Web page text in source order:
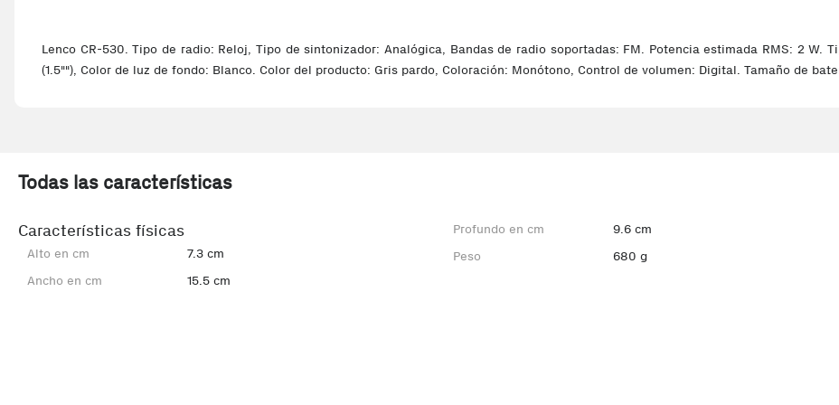
Lenco CR-530. Tipo de radio: Reloj, Tipo de sintonizador: Analógica, Bandas de radio soportadas: FM. Potencia estimada RMS: 2 W.
(1.5""), Color de luz de fondo: Blanco. Color del producto: Gris pardo, Coloración: Monótono, Control de volumen: Digital. Tamaño de
Todas las características
Características físicas
Alto en cm
7.3 cm
Ancho en cm
15.5 cm
Profundo en cm
9.6 cm
Peso
680 g